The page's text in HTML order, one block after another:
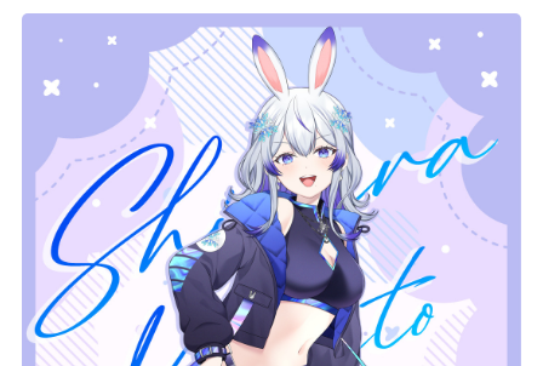
LINK
muevoクラウドファンディング
muevoコミュニティ
ぶいクラ！by muevo
FUKAKACHI+